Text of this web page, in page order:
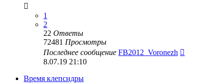
1
2
22 Ответы
72481 Просмотры
Последнее сообщение FB2012_Voronezh
8.07.19 21:10
Время клепсидры